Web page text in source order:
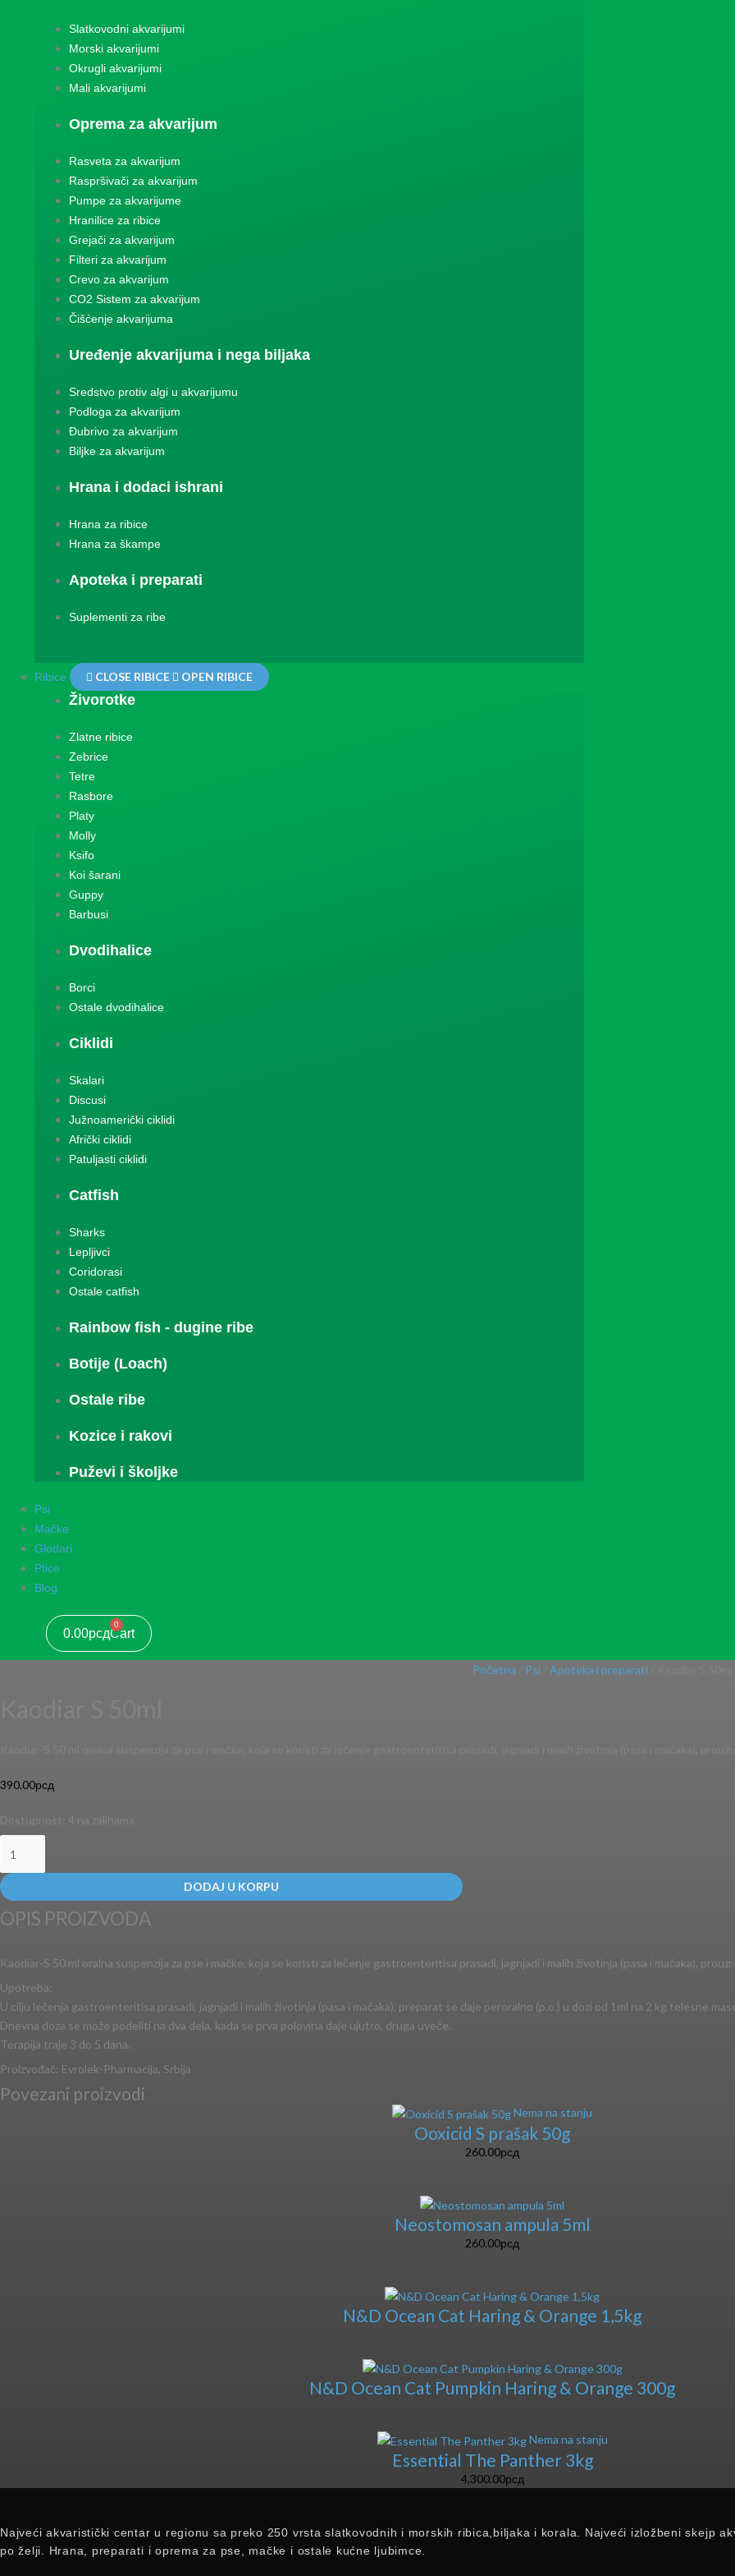
Slatkovodni akvarijumi
Morski akvarijumi
Okrugli akvarijumi
Mali akvarijumi
Oprema za akvarijum
Rasveta za akvarijum
Raspršivači za akvarijum
Pumpe za akvarijume
Hranilice za ribice
Grejači za akvarijum
Filteri za akvarijum
Crevo za akvarijum
CO2 Sistem za akvarijum
Čišćenje akvarijuma
Uređenje akvarijuma i nega biljaka
Sredstvo protiv algi u akvarijumu
Podloga za akvarijum
Đubrivo za akvarijum
Biljke za akvarijum
Hrana i dodaci ishrani
Hrana za ribice
Hrana za škampe
Apoteka i preparati
Suplementi za ribe
Ribice CLOSE RIBICE OPEN RIBICE
Živorotke
Zlatne ribice
Zebrice
Tetre
Rasbore
Platy
Molly
Ksifo
Koi šarani
Guppy
Barbusi
Dvodihalice
Borci
Ostale dvodihalice
Ciklidi
Skalari
Discusi
Južnoamerički ciklidi
Afrički ciklidi
Patuljasti ciklidi
Catfish
Sharks
Lepljivci
Coridorasi
Ostale catfish
Rainbow fish - dugine ribe
Botije (Loach)
Ostale ribe
Kozice i rakovi
Puževi i školjke
Psi
Mačke
Glodari
Ptice
Blog
0.00рсд
0
Cart
Početna Psi Apoteka i preparati
390.00рсд
Dostupnost: 4 na zalihama
DODAJ U KORPU
OPIS PROIZVODA
Kaodiar-S 50 ml oralna suspenzija za pse i mačke, koja se koristi za lečenje gastroenteritisa prasadi, jagnjadi i malih životinja (pasa i mačaka),
Upotreba:
U cilju lečenja gastroenteritisa prasadi, jagnjadi i malih životinja (pasa i mačaka), preparat se daje peroralno (p.o.) u dozi od 1ml na 2 kg telesne
Dnevna doza se može podeliti na dva dela, kada se prva polovina daje ujutro, druga uveče.
Terapija traje 3 do 5 dana.
Proizvođač: Evrolek-Pharmacija, Srbija
Povezani proizvodi
Nema na stanju
Ooxicid S prašak 50g
260.00рсд
Neostomosan ampula 5ml
260.00рсд
N&D Ocean Cat Haring & Orange 1,5kg
N&D Ocean Cat Pumpkin Haring & Orange 300g
Nema na stanju
Essential The Panther 3kg
4,300.00рсд
Najveći akvaristički centar u regionu sa preko 250 vrsta slatkovodnih i morskih ribica,biljaka i korala. Najveći izložbeni skejp
po želji. Hrana, preparati i oprema za pse, mačke i ostale kućne ljubimce.